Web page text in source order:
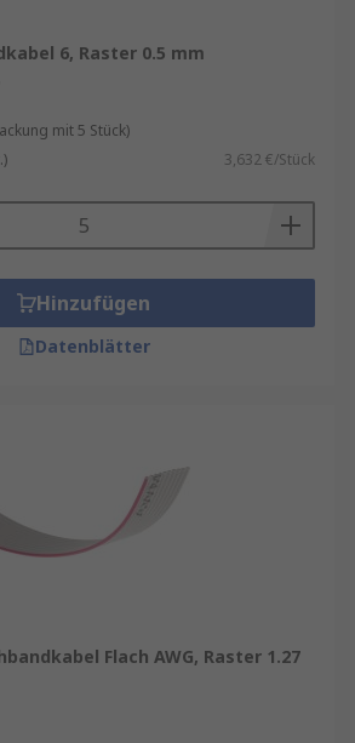
6, Raster 0.5 mm
mit 5 Stück)
3,632 €/Stück
Hinzufügen
Datenblätter
Flach AWG, Raster 1.27